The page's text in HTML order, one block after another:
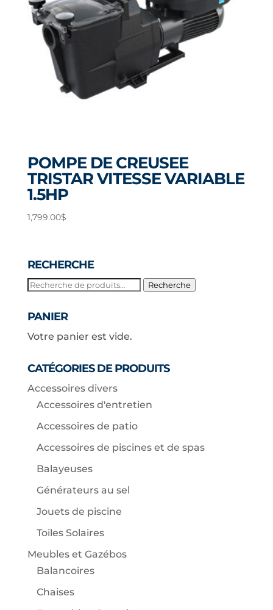
POMPE DE CREUSEE
TRISTAR VITESSE VARIABLE
1.5HP
1,799.00$
RECHERCHE
Recherche
Recherche
PANIER
Votre panier est vide.
CATÉGORIES DE PRODUITS
Accessoires divers
Accessoires d'entretien
Accessoires de patio
Accessoires de piscines et de spas
Balayeuses
Générateurs au sel
Jouets de piscine
Toiles Solaires
Meubles et Gazébos
Balancoires
Chaises